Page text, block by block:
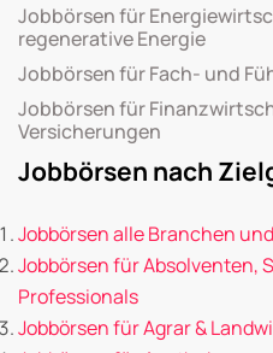
Jobbörsen für
regenerative Energie
Jobbörsen für Fach- und
Jobbörsen für
Versicherungen
Jobbörsen nach
Jobbörsen alle Branchen
Jobbörsen für Absolventen,
Professionals
Jobbörsen für Agrar &